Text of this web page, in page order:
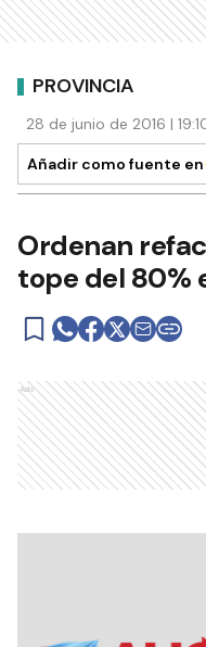
PROVINCIA
28 de junio de 2016 |
Añadir como fuente en
Ordenan
tope del 80%
Ads